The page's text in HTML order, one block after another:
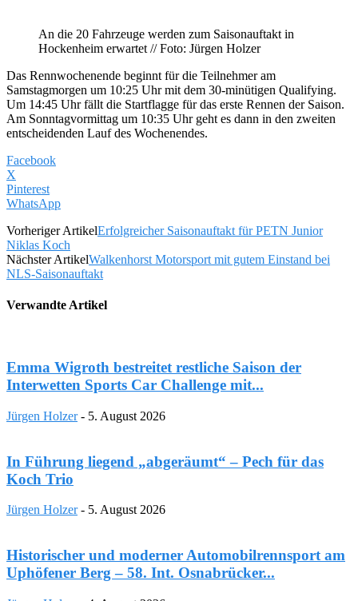
An die 20 Fahrzeuge werden zum Saisonauftakt in
Hockenheim erwartet // Foto: Jürgen Holzer
Das Rennwochenende beginnt für die Teilnehmer am
Samstagmorgen um 10:25 Uhr mit dem 30-minütigen Qualifying.
Um 14:45 Uhr fällt die Startflagge für das erste Rennen der Saison.
Am Sonntagvormittag um 10:35 Uhr geht es dann in den zweiten
entscheidenden Lauf des Wochenendes.
Facebook
X
Pinterest
WhatsApp
Vorheriger ArtikelErfolgreicher Saisonauftakt für PETN Junior
Niklas Koch
Nächster ArtikelWalkenhorst Motorsport mit gutem Einstand bei
NLS-Saisonauftakt
Verwandte Artikel
Emma Wigroth bestreitet restliche Saison der
Interwetten Sports Car Challenge mit...
Jürgen Holzer - 5. August 2026
In Führung liegend „abgeräumt“ – Pech für das
Koch Trio
Jürgen Holzer - 5. August 2026
Historischer und moderner Automobilrennsport am
Uphöfener Berg – 58. Int. Osnabrücker...